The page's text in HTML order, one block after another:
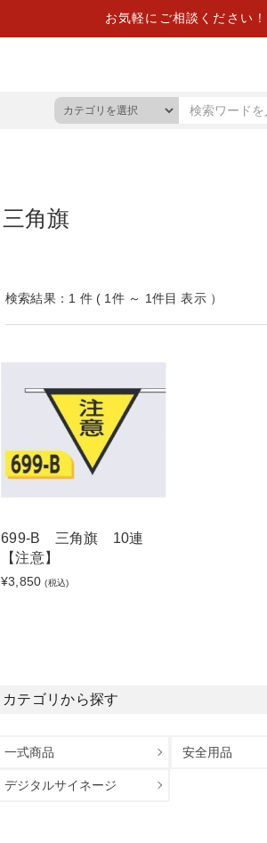
お気軽にご相談ください！
三角旗
検索結果：1 件 ( 1件 ～ 1件目 表示 ）
699-B 三角旗 10連
【注意】
¥3,850 (税込)
カテゴリから探す
一式商品 安全用品
デジタルサイネージ